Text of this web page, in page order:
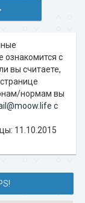
с
вы считаете,
нормам вы
c
11.10.2015